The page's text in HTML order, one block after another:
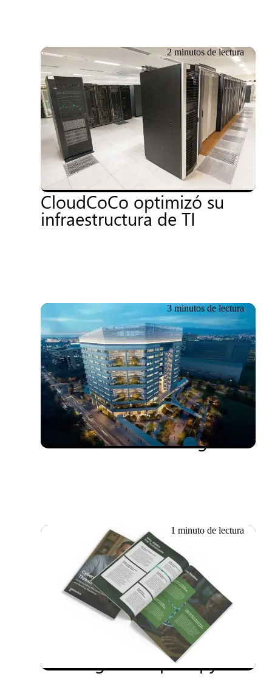
2 minutos de lectura
18.06.2026
Impulsando la
sostenibilidad y la eficiencia
en los costes: cómo
CloudCoCo optimizó su
infraestructura de TI
3 minutos de lectura
18.06.2026
Boustead Projects:
cautivando a los visitantes
de los edificios inteligentes
1 minuto de lectura
18.06.2026
Whitepaper: Consejos
esenciales sobre
ciberseguridad para pymes